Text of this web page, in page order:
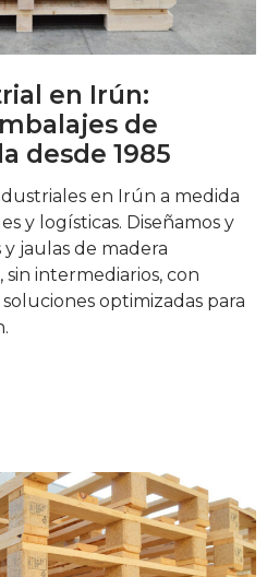
en Irún:
de
desde 1985
en Irún a medida
y logísticas. Diseñamos y
jaulas de madera
intermediarios, con
optimizadas para